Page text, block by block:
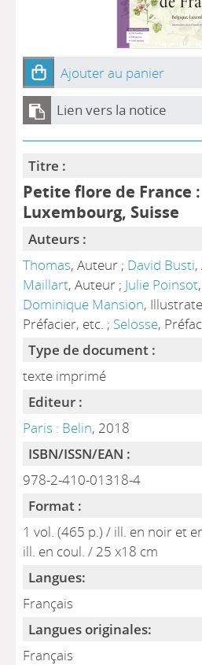
Ajouter au panier
Lien vers la notice
Titre :
Petite flore de France
Luxembourg, Suisse
Auteurs :
Thomas, Auteur ; David Busti
Maillart, Auteur ; Julie Poinsot
Dominique Mansion,
Préfacier, etc. ; Selosse,
Type de document :
texte imprimé
Editeur :
Paris : Belin, 2018
ISBN/ISSN/EAN :
978-2-410-01318-4
Format :
1 vol. (465 p.) / ill. en noir et
ill. en coul. / 25 x18 cm
Langues:
Français
Langues originales:
Français